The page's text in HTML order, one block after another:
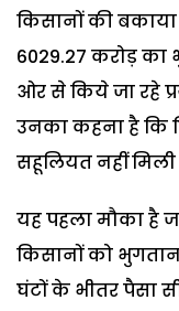
किसानों की बकाया
6029.27 करोड़
ओर से किये जा रहे
उनका कहना है कि
सहूलियत नहीं मिली
यह पहला मौका है
किसानों को भुगतान
घंटों के भीतर पैसा